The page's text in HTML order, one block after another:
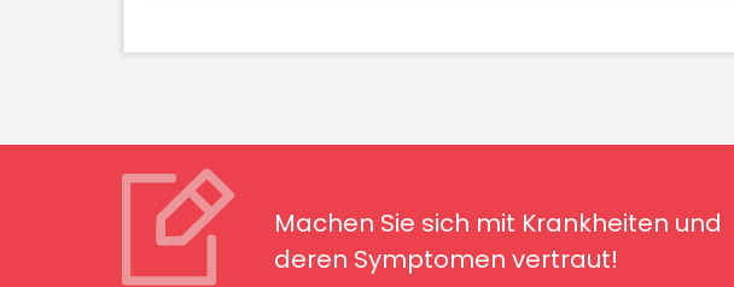
Machen Sie sich mit Krankheiten und
deren Symptomen vertraut!
Machen Sie sich mit Krankheiten und deren
Symptomen vertraut!